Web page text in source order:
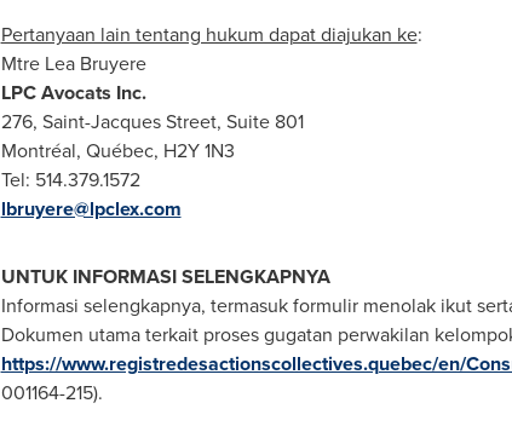
Pertanyaan lain tentang hukum dapat diajukan ke:
Mtre Lea Bruyere
LPC Avocats Inc.
276, Saint-Jacques Street, Suite 801
Montréal, Québec, H2Y 1N3
Tel: 514.379.1572
lbruyere@lpclex.com
UNTUK INFORMASI SELENGKAPNYA
Informasi selengkapnya, termasuk formulir menolak ikut
Dokumen utama terkait proses gugatan perwakilan
https://www.registredesactionscollectives.quebec/en/
001164-215).